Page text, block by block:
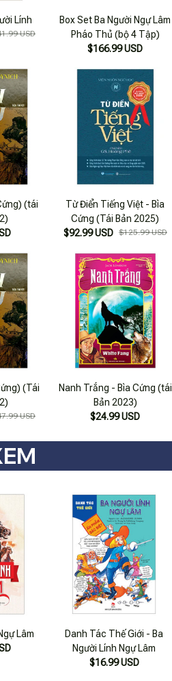
Lính
USD
Box Set Ba Người Ngự Lâm
Pháo Thủ (bộ 4 Tập)
$166.99 USD
(tái
Từ Điển Tiếng Việt - Bìa
Cứng (Tái Bản 2025)
$92.99 USD $125.99 USD
(Tái
USD
Nanh Trắng - Bìa Cứng (tái
Bản 2023)
$24.99 USD
Lâm
Danh Tác Thế Giới - Ba
Người Lính Ngự Lâm
$16.99 USD